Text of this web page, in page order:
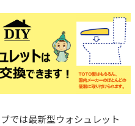
では最新型ウォシュレット